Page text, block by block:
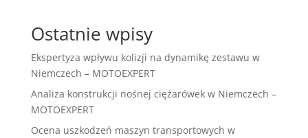
Ostatnie wpisy
Ekspertyza wpływu kolizji na dynamikę zestawu w
Niemczech – MOTOEXPERT
Analiza konstrukcji nośnej ciężarówek w Niemczech –
MOTOEXPERT
Ocena uszkodzeń maszyn transportowych w